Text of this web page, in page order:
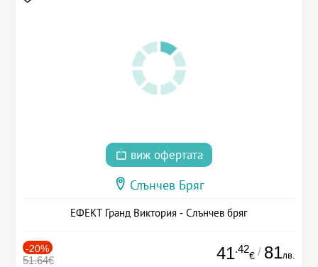
виж офертата
Слънчев Бряг
ЕФЕКТ Гранд Виктория - Слънчев бряг
-20%
51.64€ 41.42
€ / 81лв.